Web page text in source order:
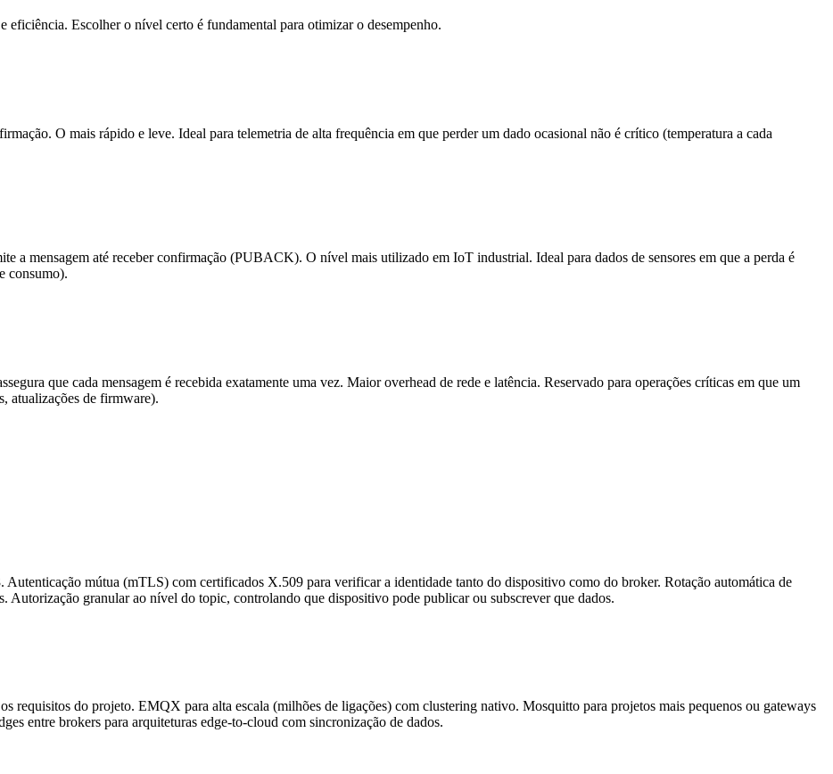
Escolher o nível certo é fundamental para otimizar o desempenho.
O mais rápido e leve. Ideal para telemetria de alta frequência em que perder um dado ocasional não é crítico (temperatura a cada
a mensagem até receber confirmação (PUBACK). O nível mais utilizado em IoT industrial. Ideal para dados de sensores em que a perda é
consumo).
que cada mensagem é recebida exatamente uma vez. Maior overhead de rede e latência. Reservado para operações críticas em que um
atualizações de firmware).
mútua (mTLS) com certificados X.509 para verificar a identidade tanto do dispositivo como do broker. Rotação automática de
Autorização granular ao nível do topic, controlando que dispositivo pode publicar ou subscrever que dados.
requisitos do projeto. EMQX para alta escala (milhões de ligações) com clustering nativo. Mosquitto para projetos mais pequenos ou gateways
entre brokers para arquiteturas edge-to-cloud com sincronização de dados.